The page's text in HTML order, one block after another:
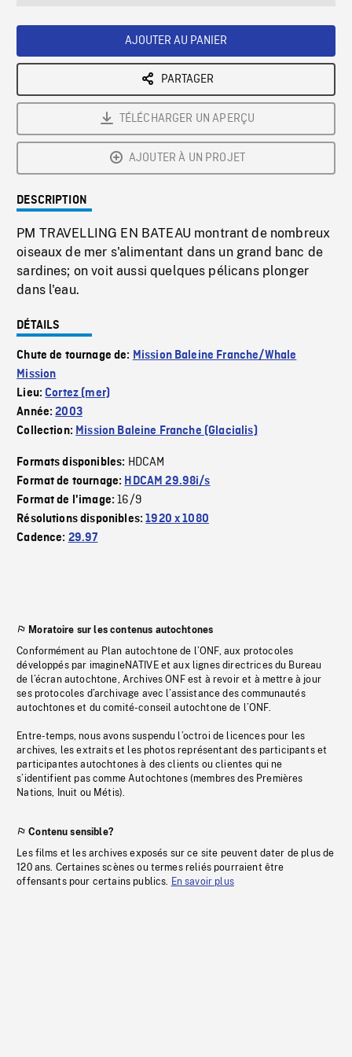
AJOUTER AU PANIER
PARTAGER
TÉLÉCHARGER UN APERÇU
AJOUTER À UN PROJET
DESCRIPTION
PM TRAVELLING EN BATEAU montrant de nombreux
oiseaux de mer s'alimentant dans un grand banc de
sardines; on voit aussi quelques pélicans plonger
dans l'eau.
DÉTAILS
Chute de tournage de: Mission Baleine Franche/Whale
Mission
Lieu:Cortez (mer)
Année:2003
Collection: Mission Baleine Franche (Glacialis)
Formats disponibles: HDCAM
Format de tournage: HDCAM 29.98i/s
Format de l'image:16/9
Résolutions disponibles:1920 x 1080
Cadence: 29.97
Moratoire sur les contenus autochtones
Conformément au Plan autochtone de l’ONF, aux protocoles
développés par imagineNATIVE et aux lignes directrices du Bureau
de l’écran autochtone, Archives ONF est à revoir et à mettre à jour
ses protocoles d’archivage avec l’assistance des communautés
autochtones et du comité-conseil autochtone de l’ONF.
Entre-temps, nous avons suspendu l’octroi de licences pour les
archives, les extraits et les photos représentant des participants et
participantes autochtones à des clients ou clientes qui ne
s’identifient pas comme Autochtones (membres des Premières
Nations, Inuit ou Métis).
Contenu sensible?
Les films et les archives exposés sur ce site peuvent dater de plus de
120 ans. Certaines scènes ou termes reliés pourraient être
offensants pour certains publics. En savoir plus